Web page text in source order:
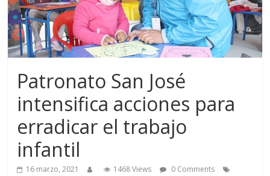
Patronato San José
intensifica acciones para
erradicar el trabajo
infantil
16 marzo, 2021 1468 Views
0 Comments